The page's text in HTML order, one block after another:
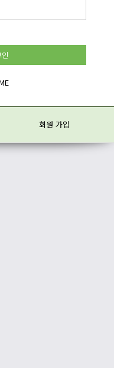
회원 가입